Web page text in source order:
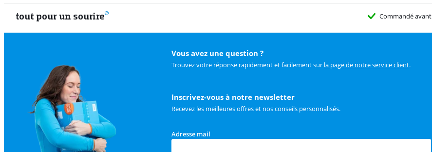
tout pour un sourire Commandé avant
Vous avez une question ?
Trouvez votre réponse rapidement et facilement sur la page de notre service client.
Inscrivez-vous à notre newsletter
Recevez les meilleures offres et nos conseils personnalisés.
Adresse mail